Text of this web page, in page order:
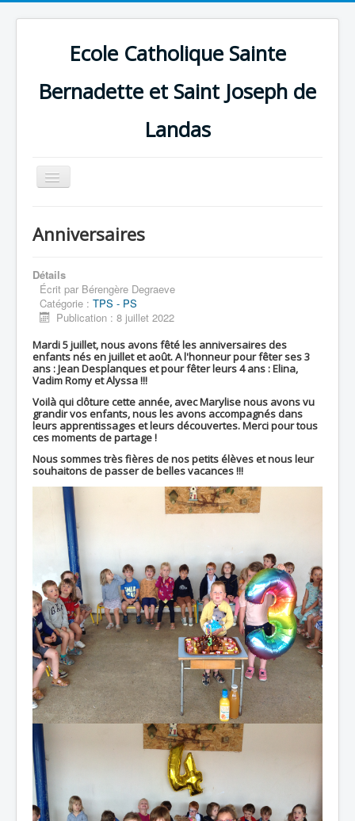
Ecole Catholique Sainte
Bernadette et Saint Joseph de
Landas
Basculer
la
Accueil
L'Ecole
La vie dans les classes
Infos pratiques
Les associations
Anniversaires
Détails
Écrit par Bérengère Degraeve
Catégorie : TPS - PS
Publication : 8 juillet 2022
Mardi 5 juillet, nous avons fêté les anniversaires des
enfants nés en juillet et août. A l'honneur pour fêter ses 3
ans : Jean Desplanques et pour fêter leurs 4 ans : Elina,
Vadim Romy et Alyssa !!!
Voilà qui clôture cette année, avec Marylise nous avons vu
grandir vos enfants, nous les avons accompagnés dans
leurs apprentissages et leurs découvertes. Merci pour tous
ces moments de partage !
Nous sommes très fières de nos petits élèves et nous leur
souhaitons de passer de belles vacances !!!